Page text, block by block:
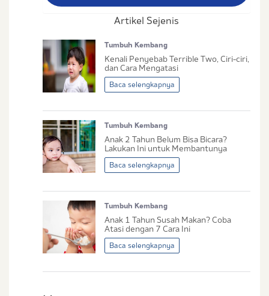
Nama Lengkap Ibu
No. Handphone (Whatsapp)
Buat Password
Tidak Hamil dan Memiliki Anak
Sedang Hamil
Sedang Hamil dan Memiliki Anak
sertakebijakan privasiIbu & Balita
Saya setuju dan bersedia menerima informasi
dari Ibu & Balita, Frisian Flag Indonesia, dan
partner Ibu & Balita.
Artikel Sejenis
Tumbuh Kembang
Kenali Penyebab Terrible Two, Ciri-ciri,
dan Cara Mengatasi
Baca selengkapnya
Tumbuh Kembang
Anak 2 Tahun Belum Bisa Bicara?
Lakukan Ini untuk Membantunya
Baca selengkapnya
Tumbuh Kembang
Anak 1 Tahun Susah Makan? Coba
Atasi dengan 7 Cara Ini
Baca selengkapnya